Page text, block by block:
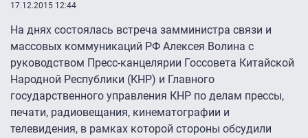
17.12.2015 12:44
На днях состоялась встреча замминистра связи и
массовых коммуникаций РФ Алексея Волина с
руководством Пресс-канцелярии Госсовета Китайской
Народной Республики (КНР) и Главного
государственного управления КНР по делам прессы,
печати, радиовещания, кинематографии и
телевидения, в рамках которой стороны обсудили